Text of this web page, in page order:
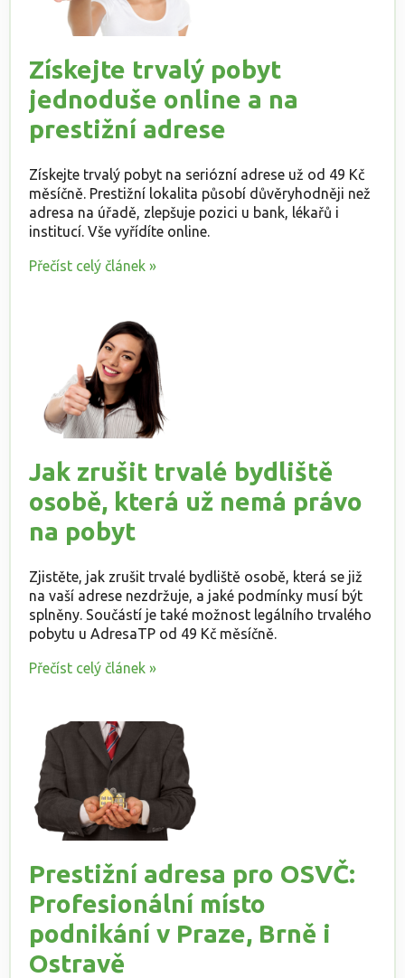
Získejte trvalý pobyt
jednoduše online a na
prestižní adrese
Získejte trvalý pobyt na seriózní adrese už od 49 Kč
měsíčně. Prestižní lokalita působí důvěryhodněji než
adresa na úřadě, zlepšuje pozici u bank, lékařů i
institucí. Vše vyřídíte online.
Přečíst celý článek »
Jak zrušit trvalé bydliště
osobě, která už nemá právo
na pobyt
Zjistěte, jak zrušit trvalé bydliště osobě, která se již
na vaší adrese nezdržuje, a jaké podmínky musí být
splněny. Součástí je také možnost legálního trvalého
pobytu u AdresaTP od 49 Kč měsíčně.
Přečíst celý článek »
Prestižní adresa pro OSVČ:
Profesionální místo
podnikání v Praze, Brně i
Ostravě